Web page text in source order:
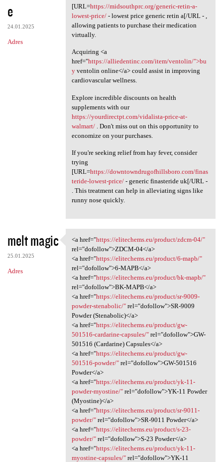
e
24.01.2025
Adres
[URL=https://midsouthprc.org/generic-retin-a-
lowest-price/- lowest price generic retin a[/URL - ,
allowing patients to purchase their medication
virtually.
Acquiring <a
href="https://alliedentinc.com/item/ventolin/">bu
yventolin online</a> could assist in improving
cardiovascular wellness.
Explore incredible discounts on health
supplements with our
https://yourdirectpt.com/vidalista-price-at-
walmart/. Don't miss out on this opportunity to
economize on your purchases.
If you're seeking relief from hay fever, consider
trying
[URL=https://downtowndrugofhillsboro.com/finas
teride-lowest-price/- generic finasteride uk[/URL -
. This treatment can help in alleviating signs like
runny nose quickly.
melt magic
25.01.2025
Adres
<a href="https://elitechems
<a href="https://elitechems.eu/product/zdcm-04/"
rel="dofollow">ZDCM-04</a>
<a href="https://elitechems.eu/product/6-mapb/"
rel="dofollow">6-MAPB</a>
<a href="https://elitechems.eu/product/bk-mapb/"
rel="dofollow">BK-MAPB</a>
<a href="https://elitechems.eu/product/sr-9009-
powder-stenabolic/"rel="dofollow">SR-9009
Powder (Stenabolic)</a>
<a href="https://elitechems.eu/product/gw-
501516-cardarine-capsules/"rel="dofollow">GW-
501516 (Cardarine) Capsules</a>
<a href="https://elitechems.eu/product/gw-
501516-powder/"rel="dofollow">GW-501516
Powder</a>
<a href="https://elitechems.eu/product/yk-11-
powder-myostine/"rel="dofollow">YK-11 Powder
(Myostine)</a>
<a href="https://elitechems.eu/product/sr-9011-
powder/"rel="dofollow">SR-9011 Powder</a>
<a href="https://elitechems.eu/product/s-23-
powder/"rel="dofollow">S-23 Powder</a>
<a href="https://elitechems.eu/product/yk-11-
myostine-capsules/"rel="dofollow">YK-11